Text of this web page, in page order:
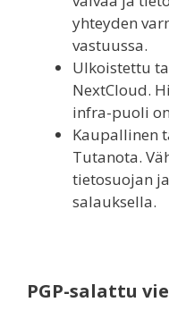
yhteyden
vastuussa.
Ulkoistettu
NextCloud.
infra-puoli
Kaupallinen
Tutanota.
tietosuojan
salauksella.
PGP-salattu